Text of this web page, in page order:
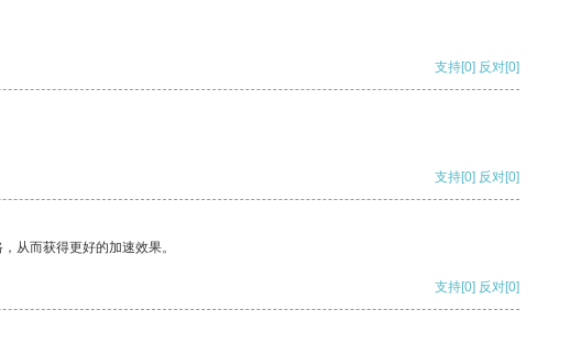
支持[0] 反对[0]
支持[0] 反对[0]
从而获得更好的加速效果。
支持[0] 反对[0]